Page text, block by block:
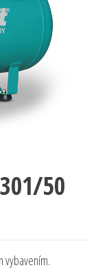
50